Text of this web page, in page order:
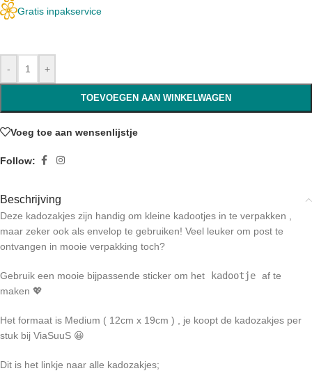
Gratis inpakservice
- +
TOEVOEGEN AAN WINKELWAGEN
Voeg toe aan wensenlijstje
Follow:
Beschrijving
Deze kadozakjes zijn handig om kleine kadootjes in te verpakken ,
maar zeker ook als envelop te gebruiken! Veel leuker om post te
ontvangen in mooie verpakking toch?
Gebruik een mooie bijpassende sticker om het kadootje af te
maken 💖
Het formaat is Medium ( 12cm x 19cm ) , je koopt de kadozakjes per
stuk bij ViaSuuS 😀
Dit is het linkje naar alle kadozakjes;